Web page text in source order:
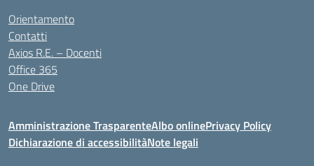
Orientamento
Contatti
Axios R.E. – Docenti
Office 365
One Drive
Amministrazione TrasparenteAlbo onlinePrivacy Policy
Dichiarazione di accessibilitàNote legali